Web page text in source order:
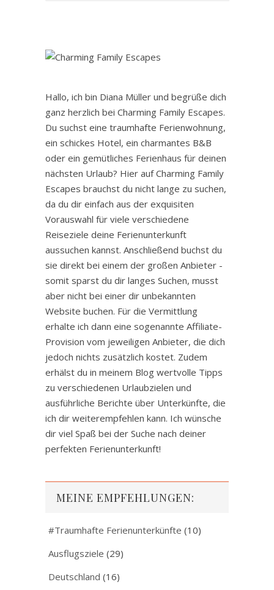
Hallo, ich bin Diana Müller und begrüße dich
ganz herzlich bei Charming Family Escapes.
Du suchst eine traumhafte Ferienwohnung,
ein schickes Hotel, ein charmantes B&B
oder ein gemütliches Ferienhaus für deinen
nächsten Urlaub? Hier auf Charming Family
Escapes brauchst du nicht lange zu suchen,
da du dir einfach aus der exquisiten
Vorauswahl für viele verschiedene
Reiseziele deine Ferienunterkunft
aussuchen kannst. Anschließend buchst du
sie direkt bei einem der großen Anbieter -
somit sparst du dir langes Suchen, musst
aber nicht bei einer dir unbekannten
Website buchen. Für die Vermittlung
erhalte ich dann eine sogenannte Affiliate-
Provision vom jeweiligen Anbieter, die dich
jedoch nichts zusätzlich kostet. Zudem
erhälst du in meinem Blog wertvolle Tipps
zu verschiedenen Urlaubzielen und
ausführliche Berichte über Unterkünfte, die
ich dir weiterempfehlen kann. Ich wünsche
dir viel Spaß bei der Suche nach deiner
perfekten Ferienunterkunft!
MEINE EMPFEHLUNGEN:
#Traumhafte Ferienunterkünfte (10)
Ausflugsziele (29)
Deutschland (16)